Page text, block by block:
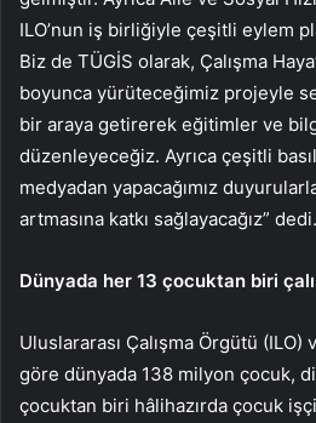
ILO’nun iş birliğiyle çeşitli eylem
Biz de TÜGİS olarak, Çalışma
boyunca yürüteceğimiz projeyle
bir araya getirerek eğitimler ve
düzenleyeceğiz. Ayrıca çeşitli
medyadan yapacağımız
artmasına katkı sağlayacağız” dedi.
Dünyada her 13 çocuktan biri
Uluslararası Çalışma Örgütü (ILO)
göre dünyada 138 milyon çocuk,
çocuktan biri hâlihazırda çocuk